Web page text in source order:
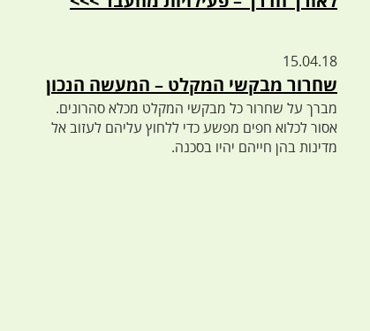
15.04.18
שחרור מבקשי המקלט – המעשה הנכון
מברך על שחרור כל מבקשי המקלט מכלא סהרונים.
אסור לכלוא חפים מפשע כדי ללחוץ עליהם לעזוב אל
מדינות בהן חייהם יהיו בסכנה.